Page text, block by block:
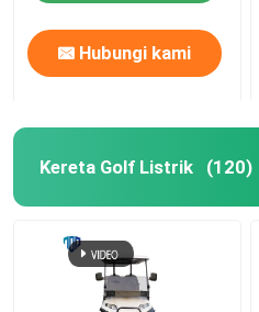
Hubungi kami
Kereta Golf Listrik (120)